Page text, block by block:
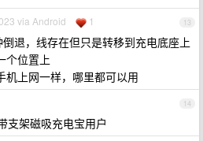
13
via Android 1
倒退，线存在但只是转移到充电底座上
个位置上
机上网一样，哪里都可以用
14
支架磁吸充电宝用户